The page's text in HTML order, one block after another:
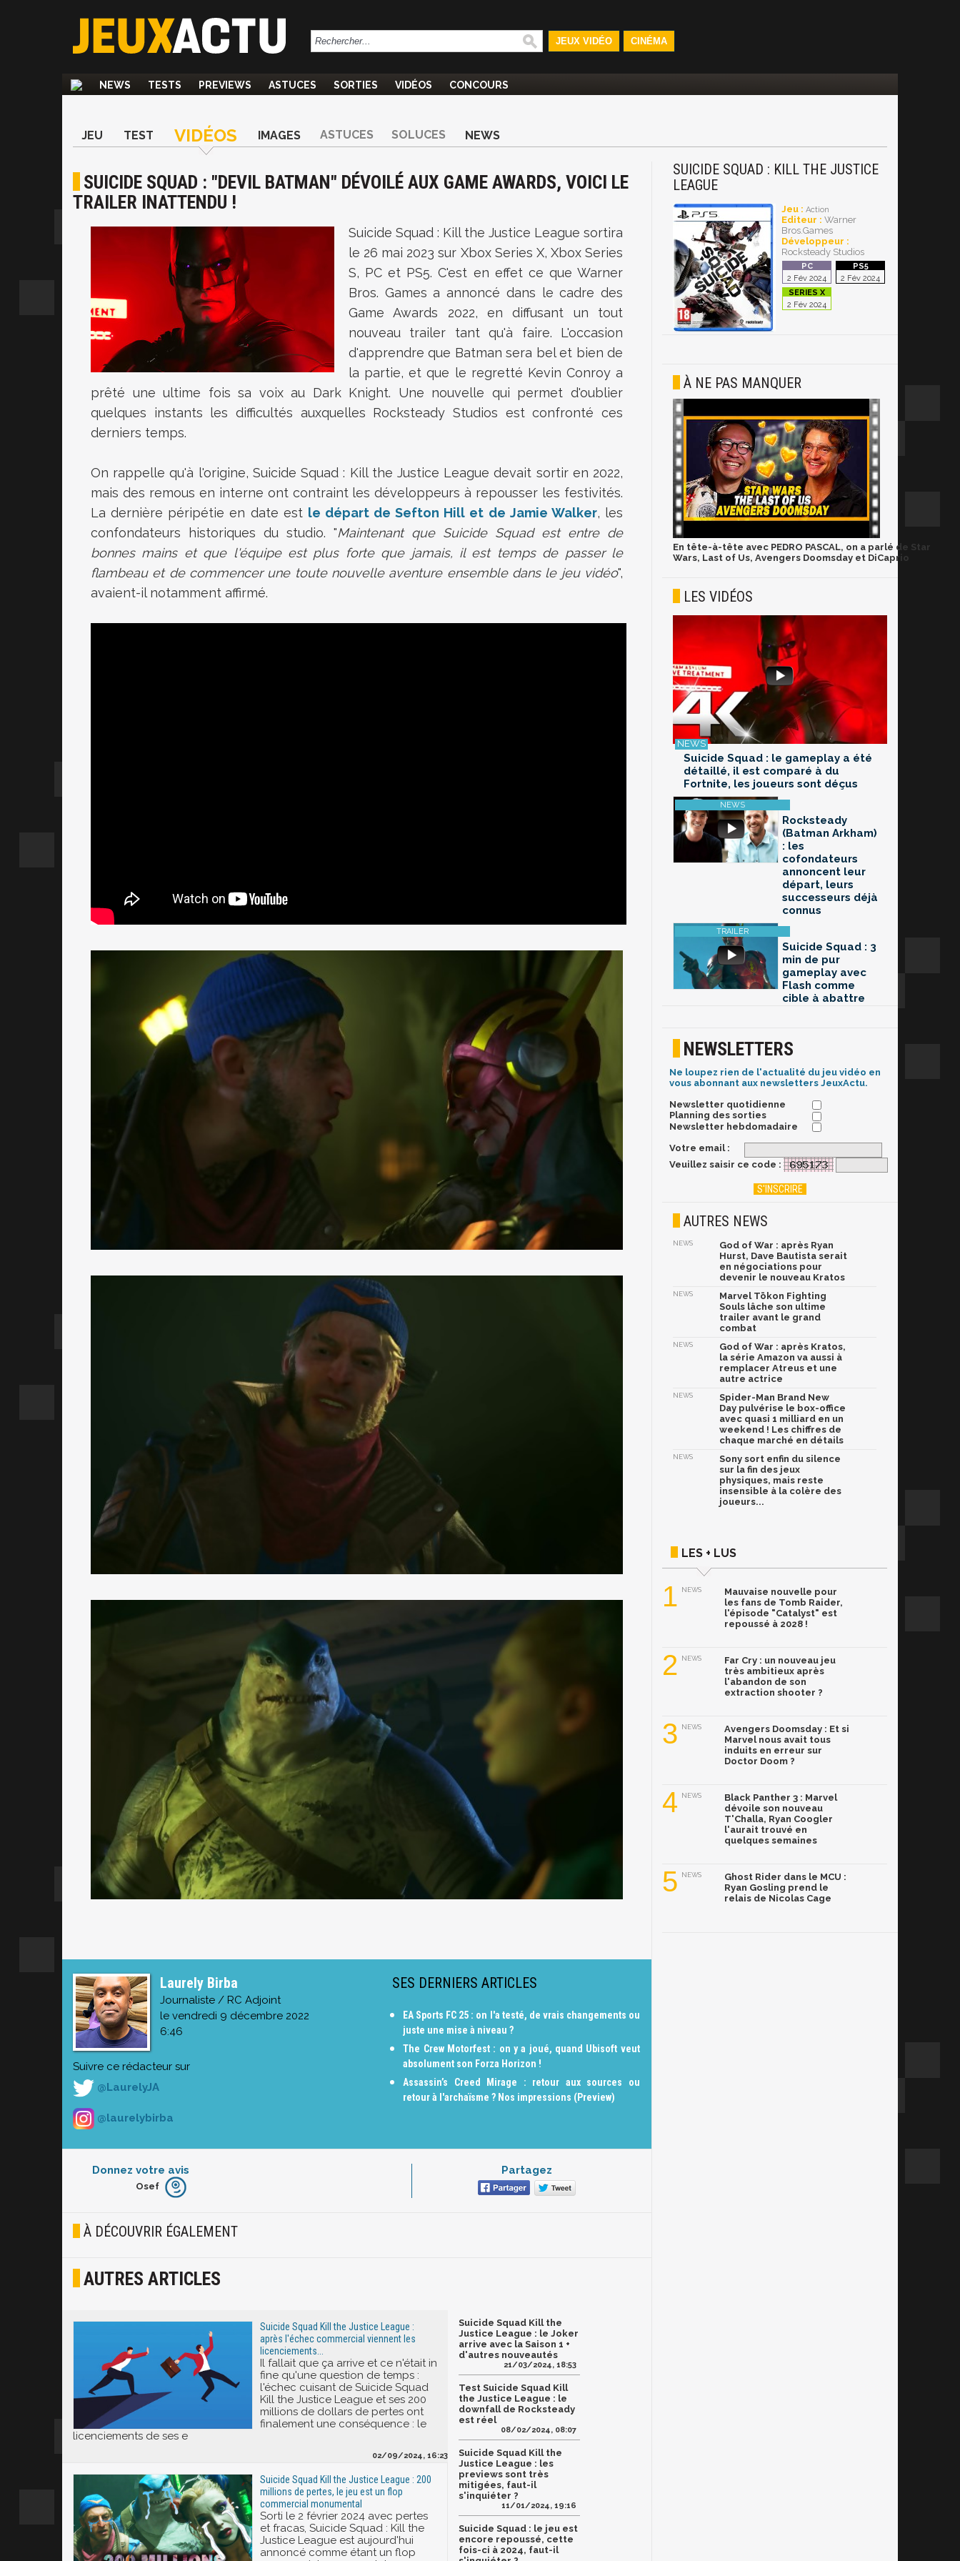
JEUX VIDÉO CINÉMA
NEWS TESTS PREVIEWS ASTUCES SORTIES VIDÉOS CONCOURS
JEU TEST VIDÉOS IMAGES ASTUCES SOLUCES NEWS
SUICIDE SQUAD : "DEVIL BATMAN" DÉVOILÉ AUX GAME AWARDS, VOICI LE
TRAILER INATTENDU !
Suicide Squad : Kill the Justice League sortira
le 26 mai 2023 sur Xbox Series X, Xbox Series
S, PC et PS5. C'est en effet ce que Warner
Bros. Games a annoncé dans le cadre des
Game Awards 2022, en diffusant un tout
nouveau trailer tant qu'à faire. L'occasion
d'apprendre que Batman sera bel et bien de
la partie, et que le regretté Kevin Conroy a
prêté une ultime fois sa voix au Dark Knight. Une nouvelle qui permet d'oublier
quelques instants les difficultés auxquelles Rocksteady Studios est confronté ces
derniers temps.
On rappelle qu'à l'origine, Suicide Squad : Kill the Justice League devait sortir en 2022,
mais des remous en interne ont contraint les développeurs à repousser les festivités.
La dernière péripétie en date est le départ de Sefton Hill et de Jamie Walker, les
confondateurs historiques du studio. "Maintenant que Suicide Squad est entre de
bonnes mains et que l'équipe est plus forte que jamais, il est temps de passer le
flambeau et de commencer une toute nouvelle aventure ensemble dans le jeu vidéo",
avaient-il notamment affirmé.
Laurely Birba
Journaliste / RC Adjoint
le vendredi 9 décembre 2022
6:46
Suivre ce rédacteur sur
@LaurelyJA
@laurelybirba
SES DERNIERS ARTICLES
EA Sports FC 25 : on l'a testé, de vrais changements ou
juste une mise à niveau ?
The Crew Motorfest : on y a joué, quand Ubisoft veut
absolument son Forza Horizon !
Assassin’s Creed Mirage : retour aux sources ou
retour à l'archaïsme ? Nos impressions (Preview)
Donnez votre avis
Furieux
Joyeux
Osef
Partagez
À DÉCOUVRIR ÉGALEMENT
AUTRES ARTICLES
Suicide Squad Kill the Justice League :
après l'échec commercial viennent les
licenciements...
Il fallait que ça arrive et ce n'était in
fine qu'une question de temps :
l'échec cuisant de Suicide Squad
Kill the Justice League et ses 200
millions de dollars de pertes ont
finalement une conséquence : le
licenciements de ses e
02/09/2024, 16:23
Suicide Squad Kill the Justice League : 200
millions de pertes, le jeu est un flop
commercial monumental
Sorti le 2 février 2024 avec pertes
et fracas, Suicide Squad : Kill the
Justice League est aujourd'hui
annoncé comme étant un flop
Suicide Squad Kill the
Justice League : le Joker
arrive avec la Saison 1 +
d'autres nouveautés
21/03/2024, 18:53
Test Suicide Squad Kill
the Justice League : le
downfall de Rocksteady
est réel
08/02/2024, 08:07
Suicide Squad Kill the
Justice League : les
previews sont très
mitigées, faut-il
s'inquiéter ?
11/01/2024, 19:16
Suicide Squad : le jeu est
encore repoussé, cette
fois-ci à 2024, faut-il
SUICIDE SQUAD : KILL THE JUSTICE
LEAGUE
Jeu : Action
Editeur : Warner
Bros.Games
Développeur :
Rocksteady Studios
2 Fév 2024 2 Fév 2024
2 Fév 2024
À NE PAS MANQUER
En tête-à-tête avec PEDRO PASCAL, on a parlé de Star
Wars, Last of Us, Avengers Doomsday et DiCaprio
LES VIDÉOS
Suicide Squad : le gameplay a été
détaillé, il est comparé à du
Fortnite, les joueurs sont déçus
Rocksteady
(Batman Arkham)
: les
cofondateurs
annoncent leur
départ, leurs
successeurs déjà
connus
Suicide Squad : 3
min de pur
gameplay avec
Flash comme
cible à abattre
NEWSLETTERS
Ne loupez rien de l'actualité du jeu vidéo en
vous abonnant aux newsletters JeuxActu.
Newsletter quotidienne
Planning des sorties
Newsletter hebdomadaire
Votre email :
Veuillez saisir ce code :
AUTRES NEWS
NEWS
God of War : après Ryan
Hurst, Dave Bautista serait
en négociations pour
devenir le nouveau Kratos
NEWS
Marvel Tōkon Fighting
Souls lâche son ultime
trailer avant le grand
combat
NEWS
God of War : après Kratos,
la série Amazon va aussi à
remplacer Atreus et une
autre actrice
NEWS
Spider-Man Brand New
Day pulvérise le box-office
avec quasi 1 milliard en un
weekend ! Les chiffres de
chaque marché en détails
NEWS
Sony sort enfin du silence
sur la fin des jeux
physiques, mais reste
insensible à la colère des
joueurs...
LES + LUS
1 NEWS
Mauvaise nouvelle pour
les fans de Tomb Raider,
l'épisode "Catalyst" est
repoussé à 2028 !
2 NEWS
Far Cry : un nouveau jeu
très ambitieux après
l'abandon de son
extraction shooter ?
3 NEWS
Avengers Doomsday : Et si
Marvel nous avait tous
induits en erreur sur
Doctor Doom ?
4 NEWS
Black Panther 3 : Marvel
dévoile son nouveau
T'Challa, Ryan Coogler
l'aurait trouvé en
quelques semaines
5 NEWS
Ghost Rider dans le MCU :
Ryan Gosling prend le
relais de Nicolas Cage